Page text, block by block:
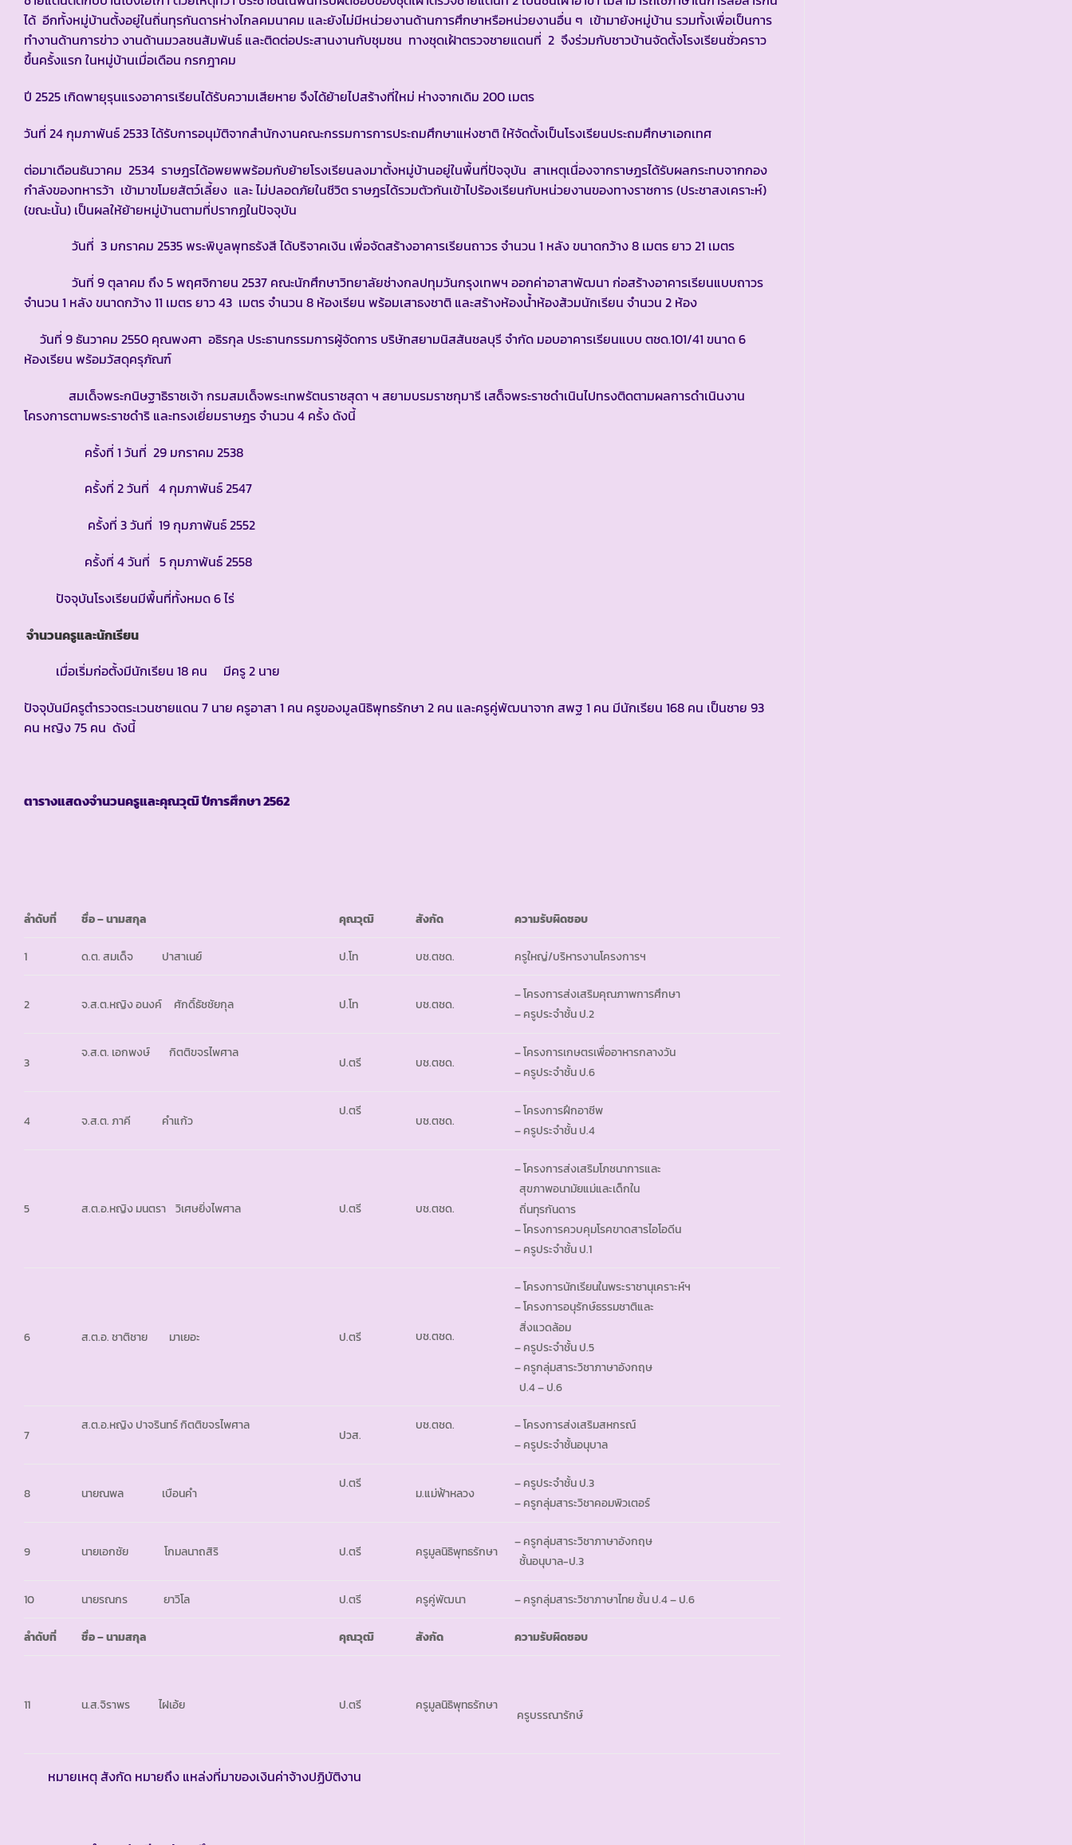
ได้ อีกทั้งหมู่บ้านตั้งอยู่ในถิ่นทุรกันดารห่างไกลคมนาคม และยังไม่มีหน่วยงานด้านการศึกษาหรือหน่วยงานอื่น ๆ เข้ามายังหมู่บ้าน รวมทั้งเพื่อเป็นการ
ทำงานด้านการข่าว งานด้านมวลชนสัมพันธ์ และติดต่อประสานงานกับชุมชน ทางชุดเฝ้าตรวจชายแดนที่ 2 จึงร่วมกับชาวบ้านจัดตั้งโรงเรียนชั่วคราว
ขึ้นครั้งแรก ในหมู่บ้านเมื่อเดือน กรกฎาคม
ปี 2525 เกิดพายุรุนแรงอาคารเรียนได้รับความเสียหาย จึงได้ย้ายไปสร้างที่ใหม่ ห่างจากเดิม 200 เมตร
วันที่ 24 กุมภาพันธ์ 2533 ได้รับการอนุมัติจากสำนักงานคณะกรรมการการประถมศึกษาแห่งชาติ ให้จัดตั้งเป็นโรงเรียนประถมศึกษาเอกเทศ
ต่อมาเดือนธันวาคม 2534 ราษฎรได้อพยพพร้อมกับย้ายโรงเรียนลงมาตั้งหมู่บ้านอยู่ในพื้นที่ปัจจุบัน สาเหตุเนื่องจากราษฎรได้รับผลกระทบจากกอง
กำลังของทหารว้า เข้ามาขโมยสัตว์เลี้ยง และ ไม่ปลอดภัยในชีวิต ราษฎรได้รวมตัวกันเข้าไปร้องเรียนกับหน่วยงานของทางราชการ (ประชาสงเคราะห์)
(ขณะนั้น) เป็นผลให้ย้ายหมู่บ้านตามที่ปรากฏในปัจจุบัน
วันที่ 3 มกราคม 2535 พระพิบูลพุทธรังสี ได้บริจาคเงิน เพื่อจัดสร้างอาคารเรียนถาวร จำนวน 1 หลัง ขนาดกว้าง 8 เมตร ยาว 21 เมตร
วันที่ 9 ตุลาคม ถึง 5 พฤศจิกายน 2537 คณะนักศึกษาวิทยาลัยช่างกลปทุมวันกรุงเทพฯ ออกค่าอาสาพัฒนา ก่อสร้างอาคารเรียนแบบถาวร
จำนวน 1 หลัง ขนาดกว้าง 11 เมตร ยาว 43 เมตร จำนวน 8 ห้องเรียน พร้อมเสาธงชาติ และสร้างห้องน้ำห้องส้วมนักเรียน จำนวน 2 ห้อง
วันที่ 9 ธันวาคม 2550 คุณพงศา อธิรกุล ประธานกรรมการผู้จัดการ บริษัทสยามนิสสันชลบุรี จำกัด มอบอาคารเรียนแบบ ตชด.101/41 ขนาด 6
ห้องเรียน พร้อมวัสดุครุภัณฑ์
สมเด็จพระกนิษฐาธิราชเจ้า กรมสมเด็จพระเทพรัตนราชสุดา ฯ สยามบรมราชกุมารี เสด็จพระราชดำเนินไปทรงติดตามผลการดำเนินงาน
โครงการตามพระราชดำริ และทรงเยี่ยมราษฎร จำนวน 4 ครั้ง ดังนี้
ครั้งที่ 1 วันที่ 29 มกราคม 2538
ครั้งที่ 2 วันที่ 4 กุมภาพันธ์ 2547
ครั้งที่ 3 วันที่ 19 กุมภาพันธ์ 2552
ครั้งที่ 4 วันที่ 5 กุมภาพันธ์ 2558
ปัจจุบันโรงเรียนมีพื้นที่ทั้งหมด 6 ไร่
จำนวนครูและนักเรียน
เมื่อเริ่มก่อตั้งมีนักเรียน 18 คน มีครู 2 นาย
ปัจจุบันมีครูตำรวจตระเวนชายแดน 7 นาย ครูอาสา 1 คน ครูของมูลนิธิพุทธรักษา 2 คน และครูคู่พัฒนาจาก สพฐ 1 คน มีนักเรียน 168 คน เป็นชาย 93
คน หญิง 75 คน ดังนี้
ตารางแสดงจำนวนครูและคุณวุฒิ ปีการศึกษา2562
ลำดับที่ ชื่อ– นามสกุล คุณวุฒิ สังกัด ความรับผิดชอบ
1 ด.ต. สมเด็จ ปาสาเนย์ ป.โท บช.ตชด. ครูใหญ่/บริหารงานโครงการฯ
2 จ.ส.ต.หญิง อนงค์ ศักดิ์ธัชชัยกุล ป.โท บช.ตชด.
– โครงการส่งเสริมคุณภาพการศึกษา
– ครูประจำชั้น ป.2
3
จ.ส.ต. เอกพงษ์ กิตติขจรไพศาล
ป.ตรี บช.ตชด.
– โครงการเกษตรเพื่ออาหารกลางวัน
– ครูประจำชั้น ป.6
4 จ.ส.ต. ภาคี คำแก้ว
ป.ตรี
บช.ตชด.
– โครงการฝึกอาชีพ
– ครูประจำชั้น ป.4
5 ส.ต.อ.หญิง มนตรา วิเศษยิ่งไพศาล ป.ตรี บช.ตชด.
– โครงการส่งเสริมโภชนาการและ
สุขภาพอนามัยแม่และเด็กใน
ถิ่นทุรกันดาร
– โครงการควบคุมโรคขาดสารไอโอดีน
– ครูประจำชั้น ป.1
6 ส.ต.อ. ชาติชาย มาเยอะ ป.ตรี บช.ตชด.
– โครงการนักเรียนในพระราชานุเคราะห์ฯ
– โครงการอนุรักษ์ธรรมชาติและ
สิ่งแวดล้อม
– ครูประจำชั้น ป.5
– ครูกลุ่มสาระวิชาภาษาอังกฤษ
ป.4 – ป.6
7
ส.ต.อ.หญิง ปาจรินทร์ กิตติขจรไพศาล
ปวส.
บช.ตชด.
– โครงการส่งเสริมสหกรณ์
– ครูประจำชั้นอนุบาล
8 นายณพล เบือนคำ
ป.ตรี
ม.แม่ฟ้าหลวง
– ครูประจำชั้น ป.3
– ครูกลุ่มสาระวิชาคอมพิวเตอร์
9 นายเอกชัย โกมลนาถสิริ ป.ตรี ครูมูลนิธิพุทธรักษา
– ครูกลุ่มสาระวิชาภาษาอังกฤษ
ชั้นอนุบาล-ป.3
10 นายรณกร ยาวิโล ป.ตรี ครูคู่พัฒนา – ครูกลุ่มสาระวิชาภาษาไทย ชั้น ป.4 – ป.6
ลำดับที่ ชื่อ– นามสกุล คุณวุฒิ สังกัด ความรับผิดชอบ
11 น.ส.จิราพร ไฝเอ้ย ป.ตรี ครูมูลนิธิพุทธรักษา
ครูบรรณารักษ์
หมายเหตุ สังกัด หมายถึง แหล่งที่มาของเงินค่าจ้างปฏิบัติงาน